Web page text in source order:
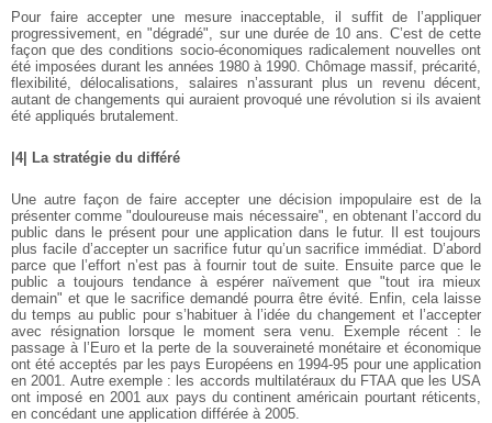
Pour faire accepter une mesure inacceptable, il suffit de l’appliquer
progressivement, en "dégradé", sur une durée de 10 ans. C’est de cette
façon que des conditions socio-économiques radicalement nouvelles ont
été imposées durant les années 1980 à 1990. Chômage massif, précarité,
flexibilité, délocalisations, salaires n’assurant plus un revenu décent,
autant de changements qui auraient provoqué une révolution si ils avaient
été appliqués brutalement.
|4| La stratégie du différé
Une autre façon de faire accepter une décision impopulaire est de la
présenter comme "douloureuse mais nécessaire", en obtenant l’accord du
public dans le présent pour une application dans le futur. Il est toujours
plus facile d’accepter un sacrifice futur qu’un sacrifice immédiat. D’abord
parce que l’effort n’est pas à fournir tout de suite. Ensuite parce que le
public a toujours tendance à espérer naïvement que "tout ira mieux
demain" et que le sacrifice demandé pourra être évité. Enfin, cela laisse
du temps au public pour s’habituer à l’idée du changement et l’accepter
avec résignation lorsque le moment sera venu. Exemple récent : le
passage à l’Euro et la perte de la souveraineté monétaire et économique
ont été acceptés par les pays Européens en 1994-95 pour une application
en 2001. Autre exemple : les accords multilatéraux du FTAA que les USA
ont imposé en 2001 aux pays du continent américain pourtant réticents,
en concédant une application différée à 2005.